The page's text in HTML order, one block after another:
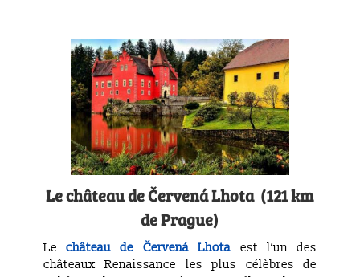
Le château de Červená Lhota (121 km
de Prague)
Lechâteau de Červená Lhota est l’un des
châteaux Renaissance les plus célèbres de